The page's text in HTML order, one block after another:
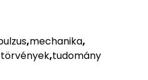
,mechanika,
törvények,tudomány